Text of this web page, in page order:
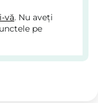
vă. Nu aveți
pe